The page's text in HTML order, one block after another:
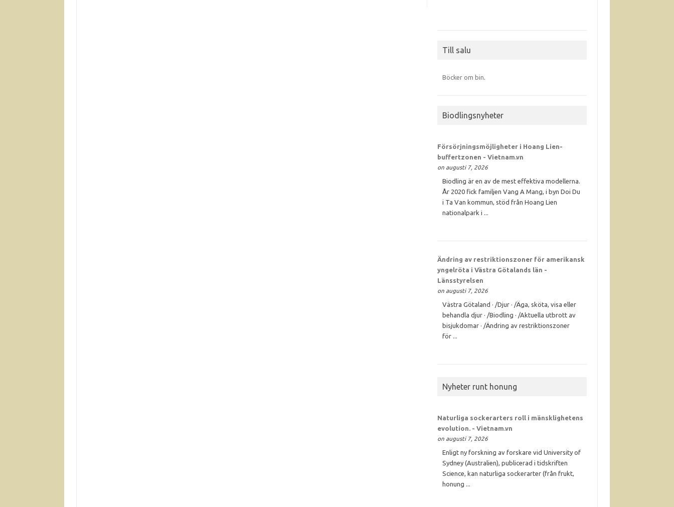
Till salu
Böcker om bin.
Biodlingsnyheter
Försörjningsmöjligheter i Hoang Lien-
buffertzonen - Vietnam.vn
on augusti 7, 2026
Biodling är en av de mest effektiva modellerna.
År 2020 fick familjen Vang A Mang, i byn Doi Du
i Ta Van kommun, stöd från Hoang Lien
nationalpark i ...
Ändring av restriktionszoner för amerikansk
yngelröta i Västra Götalands län -
Länsstyrelsen
on augusti 7, 2026
Västra Götaland · /Djur · /Äga, sköta, visa eller
behandla djur · /Biodling · /Aktuella utbrott av
bisjukdomar · /Ändring av restriktionszoner
för ...
Nyheter runt honung
Naturliga sockerarters roll i mänsklighetens
evolution. - Vietnam.vn
on augusti 7, 2026
Enligt ny forskning av forskare vid University of
Sydney (Australien), publicerad i tidskriften
Science, kan naturliga sockerarter (från frukt,
honung ...